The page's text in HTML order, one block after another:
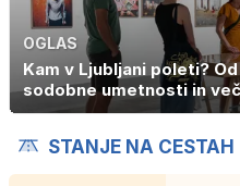
OGLAS
Kam v Ljubljani poleti?
sodobne umetnosti in
STANJE NA CESTAH